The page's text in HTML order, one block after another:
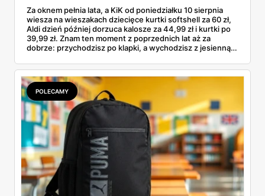
Za oknem pełnia lata, a KiK od poniedziałku 10 sierpnia
wiesza na wieszakach dziecięce kurtki softshell za 60 zł,
Aldi dzień później dorzuca kalosze za 44,99 zł i kurtki po
39,99 zł. Znam ten moment z poprzednich lat aż za
dobrze: przychodzisz po klapki, a wychodzisz z jesienną
pojawi się w gazetkach w przyszłym tygodniu i czy jest
sens kupować jesień, zanim skończą się wakacje.
POLECAMY